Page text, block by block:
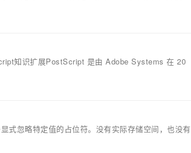
知识扩展PostScript 是由 Adobe Systems 在 20
式忽略特定值的占位符。没有实际存储空间，也没有